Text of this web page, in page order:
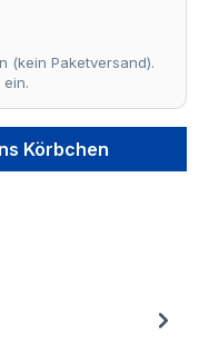
(kein Paketversand).
Körbchen